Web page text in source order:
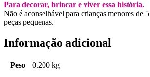
Para decorar, brincar e viver essa história.
Não é aconselhável para crianças menores de
peças pequenas.
Informação adicional
Peso 0.200 kg